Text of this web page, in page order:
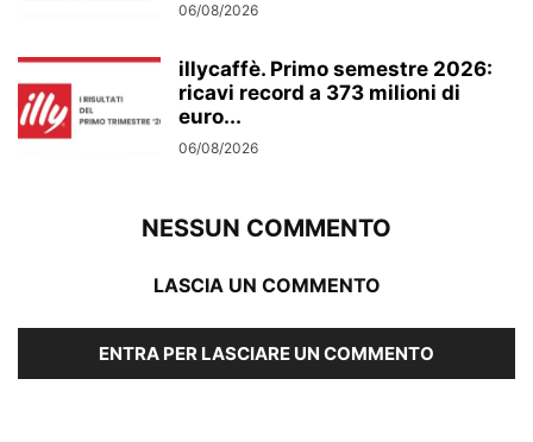
06/08/2026
illycaffè. Primo semestre 2026:
ricavi record a 373 milioni di
euro...
06/08/2026
NESSUN COMMENTO
LASCIA UN COMMENTO
ENTRA PER LASCIARE UN COMMENTO